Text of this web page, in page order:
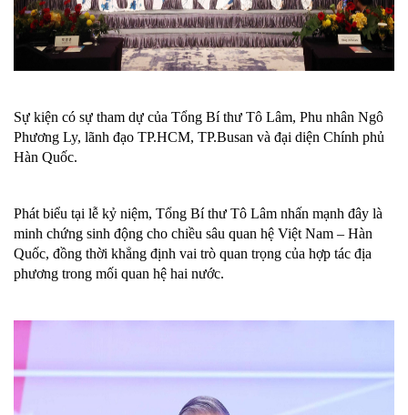
Sự kiện có sự tham dự của Tổng Bí thư Tô Lâm, Phu nhân Ngô
Phương Ly, lãnh đạo TP.HCM, TP.Busan và đại diện Chính phủ
Hàn Quốc.
Phát biểu tại lễ kỷ niệm, Tổng Bí thư Tô Lâm nhấn mạnh đây là
minh chứng sinh động cho chiều sâu quan hệ Việt Nam – Hàn
Quốc, đồng thời khẳng định vai trò quan trọng của hợp tác địa
phương trong mối quan hệ hai nước.